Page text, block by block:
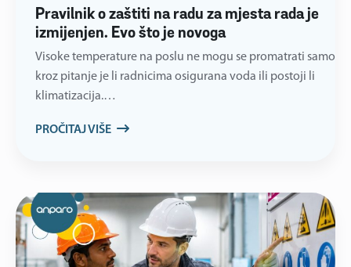
Pravilnik o zaštiti na radu za mjesta rada je
izmijenjen. Evo što je novoga
Visoke temperature na poslu ne mogu se promatrati samo
kroz pitanje je li radnicima osigurana voda ili postoji li
klimatizacija.…
PROČITAJ VIŠE